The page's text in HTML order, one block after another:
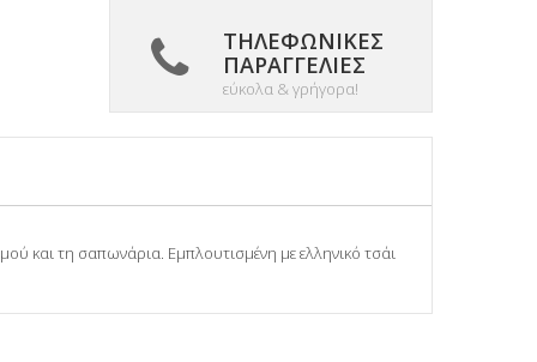
ΤΗΛΕΦΩΝΙΚΈΣ
ΠΑΡΑΓΓΕΛΊΕΣ
εύκολα & γρήγορα!
και τη σαπωνάρια. Εμπλουτισμένη με ελληνικό τσάι